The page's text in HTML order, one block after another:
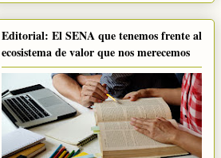
Editorial: El SENA que tenemos frente al
ecosistema de valor que nos merecemos